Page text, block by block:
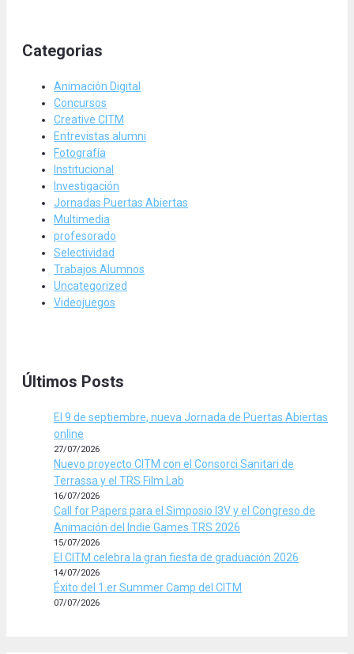
Categorias
Animación Digital
Concursos
Creative CITM
Entrevistas alumni
Fotografía
Institucional
Investigación
Jornadas Puertas Abiertas
Multimedia
profesorado
Selectividad
Trabajos Alumnos
Uncategorized
Videojuegos
Últimos Posts
El 9 de septiembre, nueva Jornada de Puertas Abiertas
online
27/07/2026
Nuevo proyecto CITM con el Consorci Sanitari de
Terrassa y el TRS Film Lab
16/07/2026
Call for Papers para el Simposio I3V y el Congreso de
Animación del Indie Games TRS 2026
15/07/2026
El CITM celebra la gran fiesta de graduación 2026
14/07/2026
Éxito del 1.er Summer Camp del CITM
07/07/2026